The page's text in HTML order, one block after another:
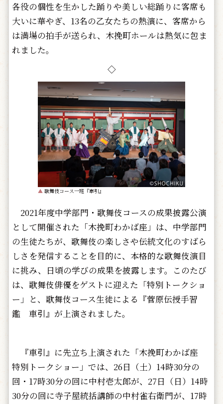
各役の個性を生かした踊りや美しい総踊りに客席も
大いに華やぎ、13名の乙女たちの熱演に、客席から
は満場の拍手が送られ、木挽町ホールは熱気に包ま
れました。
◇
▲ 歌舞伎コース一班『車引』
2021年度中学部門・歌舞伎コースの成果披露公演
として開催された「木挽町わかば座」は、中学部門
の生徒たちが、歌舞伎の楽しさや伝統文化のすばら
しさを発信することを目的に、本格的な歌舞伎演目
に挑み、日頃の学びの成果を披露します。このたび
は、歌舞伎俳優をゲストに迎えた「特別トークショ
ー」と、歌舞伎コース生徒による『菅原伝授手習
鑑 車引』が上演されました。
『車引』に先立ち上演された「木挽町わかば座
特別トークショー」では、26日（土）14時30分の
回・17時30分の回に中村壱太郎が、27日（日）14時
30分の回に寺子屋統括講師の中村雀右衛門が、17時